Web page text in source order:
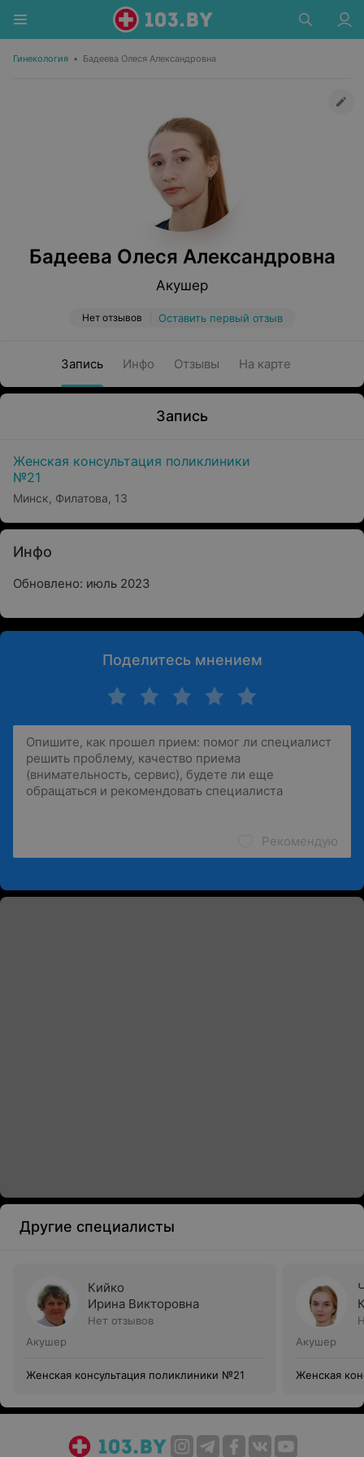
Гинекология • Бадеева Олеся Александровна
Бадеева Олеся Александровна
Акушер
Нет отзывов Оставить первый отзыв
Запись Инфо Отзывы На карте
Запись
Женская консультация поликлиники
№21
Минск, Филатова, 13
Инфо
Обновлено: июль 2023
Поделитесь мнением
Рекомендую
Другие специалисты
Кийко
Ирина Викторовна
Нет отзывов
Акушер
Женская консультация поликлиники №21
Акушер
Женская